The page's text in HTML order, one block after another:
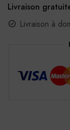
Livraison
Livraison à